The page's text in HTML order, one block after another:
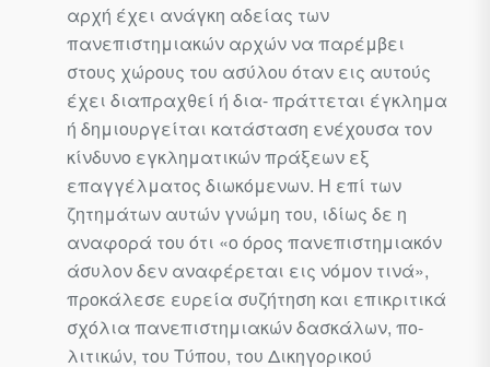
αρχή έχει ανάγκη αδείας των
πανεπιστημιακών αρχών να παρέμβει
στους χώρους του ασύλου όταν εις αυτούς
έχει διαπραχθεί ή δια- πράττεται έγκλημα
ή δημιουργείται κατάσταση ενέχουσα τον
κίνδυνο εγκληματικών πράξεων εξ
επαγγέλματος διωκόμενων. Η επί των
ζητημάτων αυτών γνώμη του, ιδίως δε η
αναφορά του ότι «ο όρος πανε­πιστημιακόν
άσυλον δεν αναφέρεται εις νόμον τινά»,
προκάλεσε ευρεία συζήτηση και επικριτικά
σχόλια πανεπιστημιακών δασκάλων, πο­
λιτικών, του Τύπου, του Δικηγορικού